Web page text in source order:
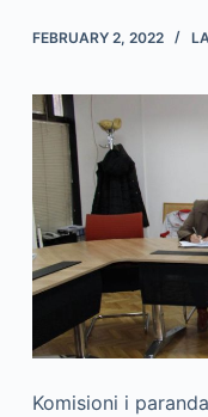
FEBRUARY 2, 2022
Komisioni i